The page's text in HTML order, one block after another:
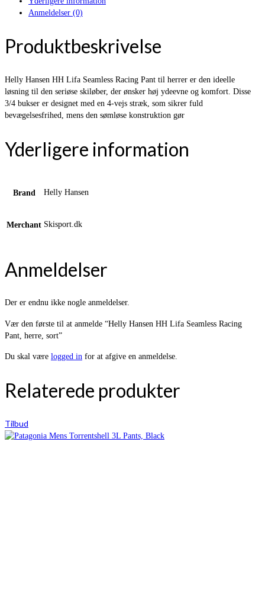
Anmeldelser (0)
Produktbeskrivelse
Helly Hansen HH Lifa Seamless Racing Pant til herrer er den ideelle
løsning til den seriøse skiløber, der ønsker høj ydeevne og komfort. Disse
3/4 bukser er designet med en 4-vejs stræk, som sikrer fuld
bevægelsesfrihed, mens den sømløse konstruktion gør
Yderligere information
Brand Helly Hansen
Merchant Skisport.dk
Anmeldelser
Der er endnu ikke nogle anmeldelser.
Vær den første til at anmelde “Helly Hansen HH Lifa Seamless Racing
Pant, herre, sort”
Du skal være logged in for at afgive en anmeldelse.
Relaterede produkter
Tilbud